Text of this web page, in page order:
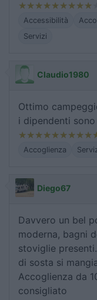
Accessibilità
Servizi
Claudio1980
Ottimo
i dipendenti
Accoglienza
Diego67
Davvero un bel
moderna, bagni
stoviglie
di sosta si
Accoglienza da
consigliato